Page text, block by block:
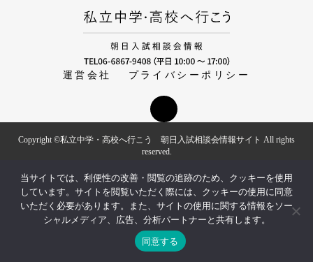
運営会社 プライバシーポリシー
Copyright ©私立中学・高校へ行こう 朝日入試相談会情報サイト All rights
reserved.
当サイトでは、利便性の改善・閲覧の追跡のため、クッキーを使用
しています。サイトを閲覧いただく際には、クッキーの使用に同意
いただく必要があります。また、サイトの使用に関する情報をソー
シャルメディア、広告、分析パートナーと共有します。
同意する